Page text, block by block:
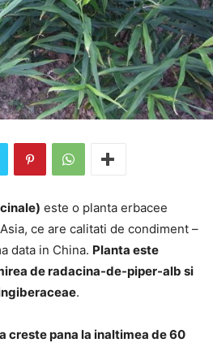
este o planta erbacee
ce are calitati de condiment –
data in China. Planta este
de radacina-de-piper-alb si
.
creste pana la inaltimea de 60